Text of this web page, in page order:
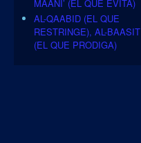
MAANI’ (EL QUE EVITA)
AL-QAABID (EL QUE
RESTRINGE), AL-BAASIT
(EL QUE PRODIGA)